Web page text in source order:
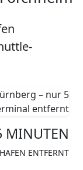
MINUTEN
ENTFERNT